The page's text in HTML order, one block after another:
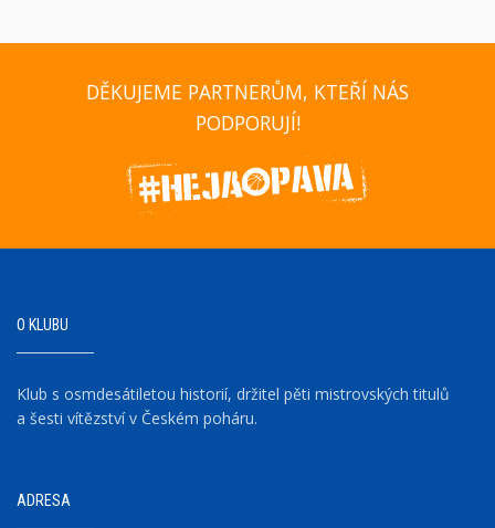
DĚKUJEME PARTNERŮM, KTEŘÍ NÁS
PODPORUJÍ!
O KLUBU
Klub s osmdesátiletou historií, držitel pěti mistrovských titulů
a šesti vítězství v Českém poháru.
ADRESA